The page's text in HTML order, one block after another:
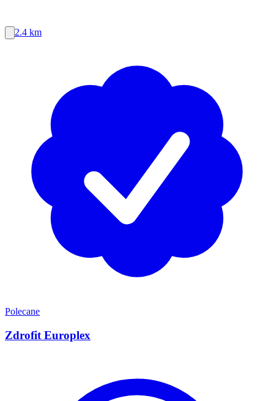
2.4 km
Polecane
Zdrofit Europlex